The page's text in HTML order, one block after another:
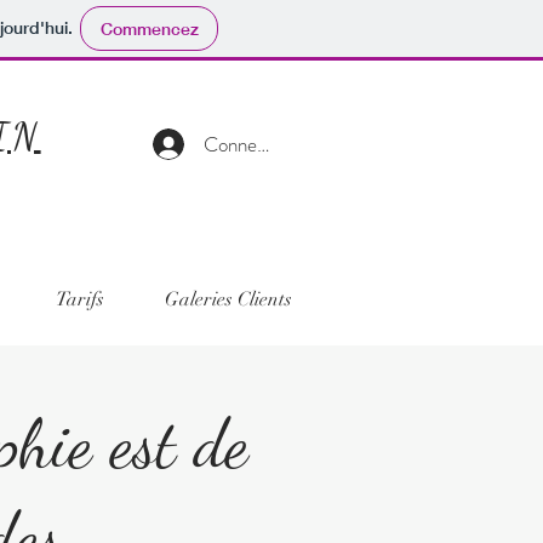
Commencez
Connexion
Tarifs Galeries Clients
est de